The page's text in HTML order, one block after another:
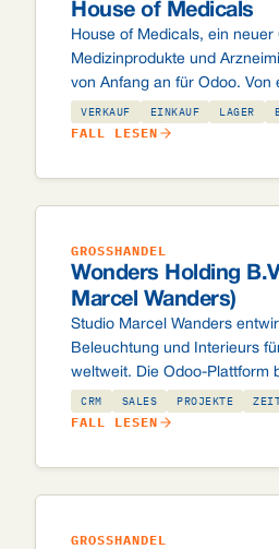
House of Medicals
House of Medicals, ein
Medizinprodukte und
von Anfang an für Odoo. Von
Nutzern, mit Raum, auf
VERKAUF EINKAUF LAGER
FALL LESEN
GROSSHANDEL
Wonders Holding
Marcel Wanders)
Studio Marcel Wanders
Beleuchtung und Interieurs
weltweit. Die Odoo-Plattform
Projekt-, Vertriebs- und
dieser internationalen
CRM SALES PROJEKTE
FALL LESEN
GROSSHANDEL